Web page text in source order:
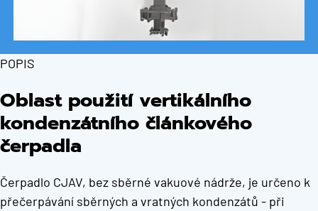
POPIS
Oblast použití vertikálního
kondenzátního článkového
čerpadla
Čerpadlo CJAV, bez sběrné vakuové nádrže, je určeno k
přečerpávání sběrných a vratných kondenzátů - při